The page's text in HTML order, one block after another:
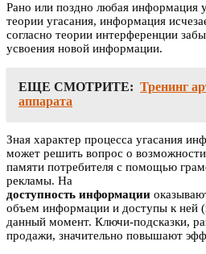
Рано или поздно любая информация
теории угасания, информация
согласно теории интерференции
усвоения новой информации.
ЕЩЕ СМОТРИТЕ: Тренинг
аппарата
Зная характер процесса угасания
может решить вопрос о
памяти потребителя с помощью
рекламы. На
доступность информации
объем информации и доступы к ней
данный момент. Ключи-подсказки,
продажи, значительно повышают